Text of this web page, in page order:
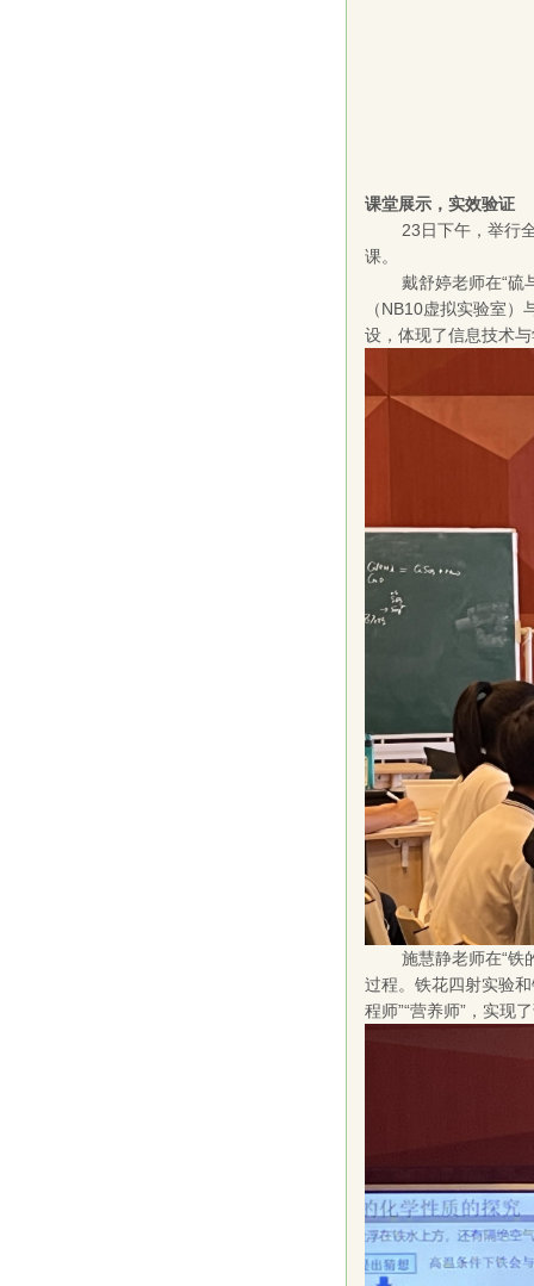
课堂展示，实效验证
23日下午，举行
课。
戴舒婷老师在“
（NB10虚拟实验室
设，体现了信息技术
施慧静老师在“铁
过程。铁花四射实验
程师”“营养师”，实现